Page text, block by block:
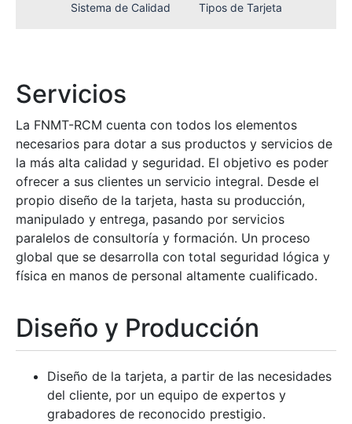
Erakutsi/Ezkutatu
Erakutsi/Ezkutatu
Erakutsi/Ezkutatu
Erakutsi/Ezkutatu
Erakutsi/Ezkutatu
Sistema de Calidad
Tipos de Tarjeta
Servicios
La FNMT-RCM cuenta con todos los elementos
necesarios para dotar a sus productos y servicios de
la más alta calidad y seguridad. El objetivo es poder
ofrecer a sus clientes un servicio integral. Desde el
propio diseño de la tarjeta, hasta su producción,
manipulado y entrega, pasando por servicios
paralelos de consultoría y formación. Un proceso
global que se desarrolla con total seguridad lógica y
física en manos de personal altamente cualificado.
Diseño y Producción
Diseño de la tarjeta, a partir de las necesidades
del cliente, por un equipo de expertos y
grabadores de reconocido prestigio.